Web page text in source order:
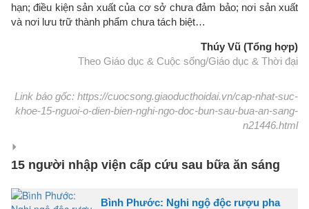
hạn; điều kiện sản xuất của cơ sở chưa đảm bảo; nơi sản xuất
và nơi lưu trữ thành phẩm chưa tách biệt…
Thúy Vũ (Tổng hợp)
Theo Giáo dục & Cuộc sống/Giáo dục & Thời đại
Link báo gốc: https://cuocsong.giaoducthoidai.vn/cap-nhat-suc-
khoe-15-nguoi-o-dien-bien-nghi-ngo-doc-bun-sau-bua-an-sang-
n21446.html
15 người nhập viện cấp cứu sau bữa ăn sáng
Bình Phước: Nghi ngộ độc rượu pha